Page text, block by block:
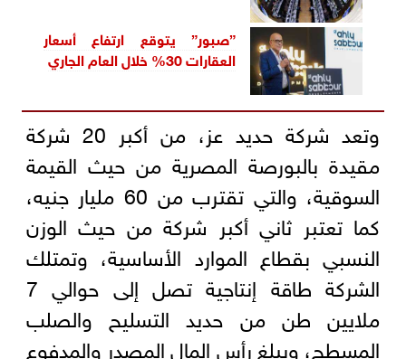
”صبور” يتوقع ارتفاع أسعار
العقارات 30% خلال العام الجاري
وتعد شركة حديد عز، من أكبر 20 شركة
مقيدة بالبورصة المصرية من حيث القيمة
السوقية، والتي تقترب من 60 مليار جنيه،
كما تعتبر ثاني أكبر شركة من حيث الوزن
النسبي بقطاع الموارد الأساسية، وتمتلك
الشركة طاقة إنتاجية تصل إلى حوالي 7
ملايين طن من حديد التسليح والصلب
المسطح، ويبلغ رأس المال المصدر والمدفوع